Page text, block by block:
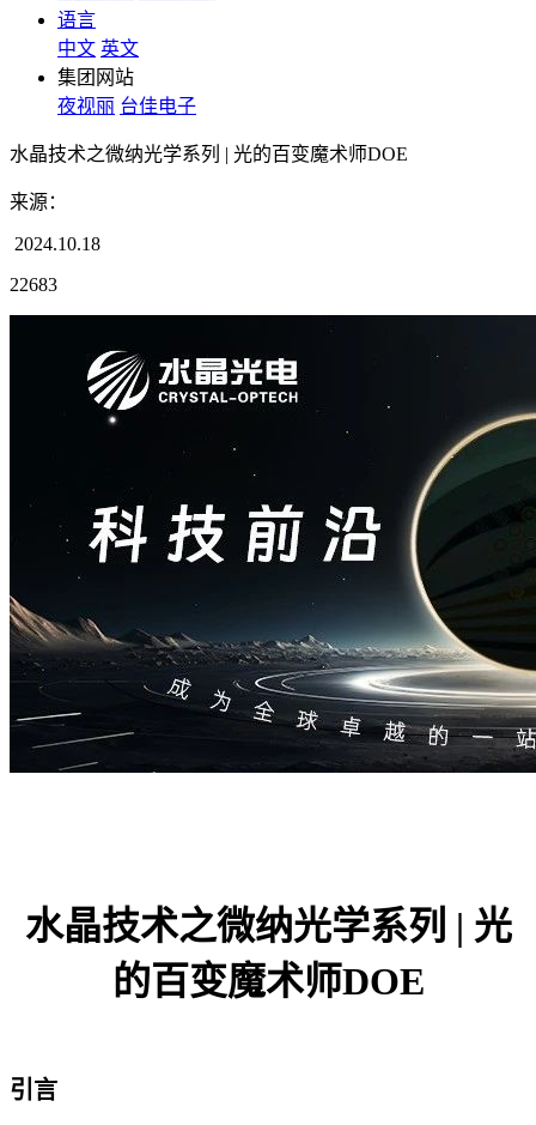
语言
中文 英文
集团网站
夜视丽 台佳电子
水晶技术之微纳光学系列 | 光的百变魔术师DOE
来源：
2024.10.18
22683
水晶技术之微纳光学系列 | 光
的百变魔术师DOE
引言